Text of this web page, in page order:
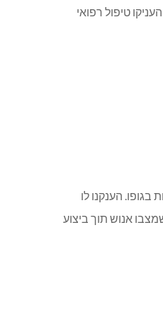
ופראמדיקים של מד”א העניקו טיפול רפואי
הענקנו לו
אנוש תוך ביצוע